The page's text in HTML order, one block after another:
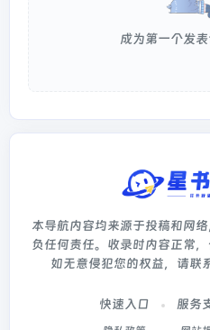
成为第一个发表
本导航内容均来源于投稿和网
负任何责任。收录时内容正常
如无意侵犯您的权益，请联
快速入口 服务